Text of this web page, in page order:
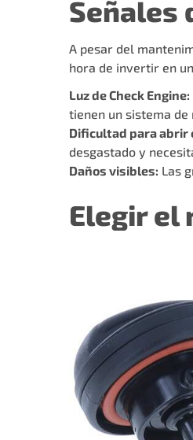
Señales
A pesar del
hora de invertir en
Luz de Check Engine:
tienen un sistema
Dificultad para abrir
desgastado y
Daños visibles: Las
Elegir el